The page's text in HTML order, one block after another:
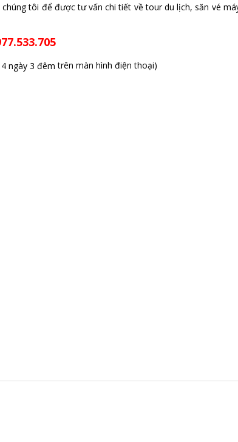
chúng tôi để được tư vấnchi tiết về tour du lịch, săn vé
trên màn hình điện thoại)